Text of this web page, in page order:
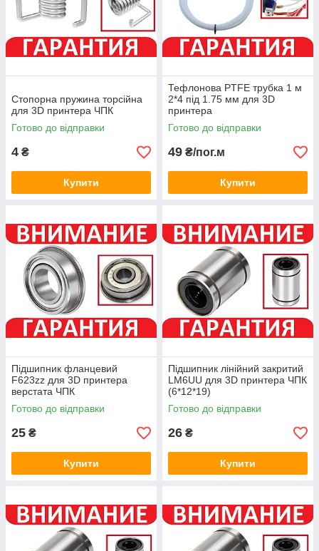
Стопорна пружина торсійна
для 3D принтера ЧПК
Готово до відправки
4 ₴
Купити
Тефлонова PTFE трубка 1 м
2*4 під 1.75 мм для 3D
принтера
Готово до відправки
49 ₴/пог.м
Купити
Підшипник фланцевий
F623zz для 3D принтера
верстата ЧПК
Готово до відправки
25 ₴
Купити
Підшипник лінійний закритий
LM6UU для 3D принтера ЧПК
(6*12*19)
Готово до відправки
26 ₴
Купити